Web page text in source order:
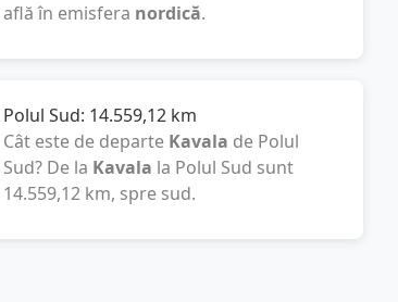
află în emisfera nordică.
Polul Sud: 14.559,12 km
Cât este de departe Kavala de Polul
Sud? De la Kavala la Polul Sud sunt
14.559,12 km, spre sud.